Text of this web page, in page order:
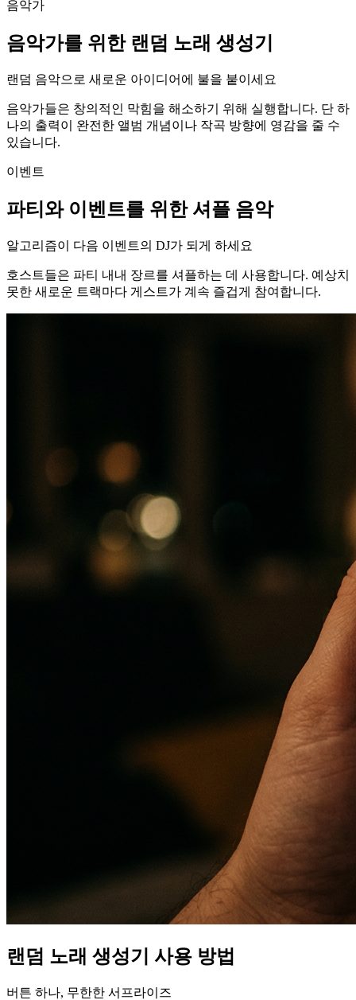
음악가
음악가를 위한 랜덤 노래 생성기
랜덤 음악으로 새로운 아이디어에 불을 붙이세요
음악가들은 창의적인 막힘을 해소하기 위해 실행합니다. 단 하
나의 출력이 완전한 앨범 개념이나 작곡 방향에 영감을 줄 수
있습니다.
이벤트
파티와 이벤트를 위한 셔플 음악
알고리즘이 다음 이벤트의 DJ가 되게 하세요
호스트들은 파티 내내 장르를 셔플하는 데 사용합니다. 예상치
못한 새로운 트랙마다 게스트가 계속 즐겁게 참여합니다.
랜덤 노래 생성기 사용 방법
버튼 하나, 무한한 서프라이즈